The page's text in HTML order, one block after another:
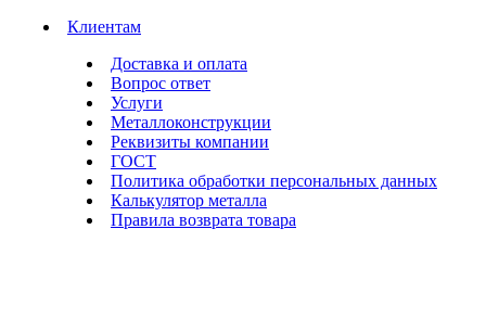
Клиентам
Доставка и оплата
Вопрос ответ
Услуги
Металлоконструкции
Реквизиты компании
ГОСТ
Политика обработки персональных данных
Калькулятор металла
Правила возврата товара